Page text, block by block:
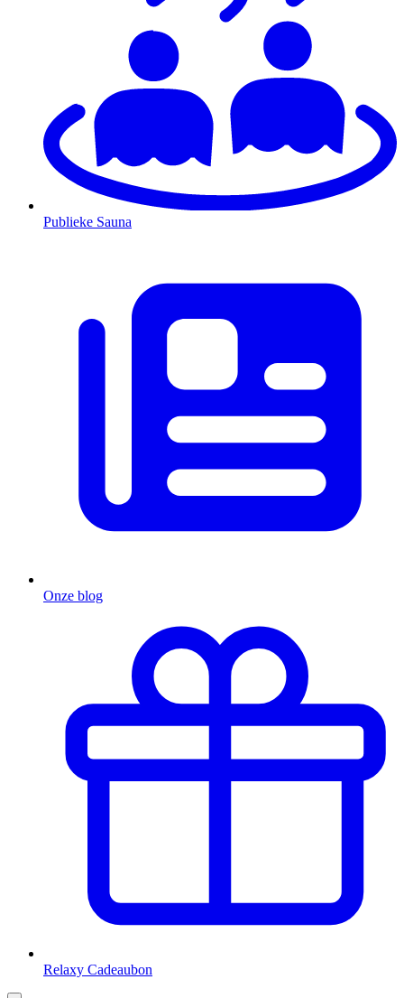
Publieke Sauna
Onze blog
Relaxy Cadeaubon